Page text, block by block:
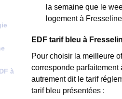
à
la semaine que le
logement à
EDF tarif bleu à
Pour choisir la meilleure
corresponde
autrement dit le tarif
tarif bleu présentées :